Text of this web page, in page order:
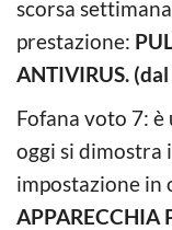
scorsa
prestazione:
ANTIVIRUS. (dal
Fofana voto 7: è
oggi si dimostra
impostazione in
APPARECCHIA